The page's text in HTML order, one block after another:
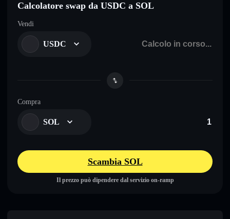
Calcolatore swap da USDC a SOL
Vendi
USDC
Compra
SOL
Scambia SOL
Il prezzo può dipendere dal servizio on-ramp